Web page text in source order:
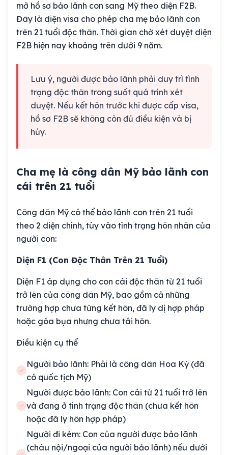
mở hồ sơ bảo lãnh con sang Mỹ theo diện F2B.
Đây là diện visa cho phép cha mẹ bảo lãnh con
trên 21 tuổi độc thân. Thời gian chờ xét duyệt diện
F2B hiện nay khoảng trên dưới 9 năm.
Lưu ý, người được bảo lãnh phải duy trì tình
trạng độc thân trong suốt quá trình xét
duyệt. Nếu kết hôn trước khi được cấp visa,
hồ sơ F2B sẽ không còn đủ điều kiện và bị
hủy.
Cha mẹ là công dân Mỹ bảo lãnh con
cái trên 21 tuổi
Công dân Mỹ có thể bảo lãnh con trên 21 tuổi
theo 2 diện chính, tùy vào tình trạng hôn nhân của
người con:
Diện F1 (Con Độc Thân Trên 21 Tuổi)
Diện F1 áp dụng cho con cái độc thân từ 21 tuổi
trở lên của công dân Mỹ, bao gồm cả những
trường hợp chưa từng kết hôn, đã ly dị hợp pháp
hoặc góa bụa nhưng chưa tái hôn.
Điều kiện cụ thể
Người bảo lãnh: Phải là công dân Hoa Kỳ (đã
có quốc tịch Mỹ)
Người được bảo lãnh: Con cái từ 21 tuổi trở lên
và đang ở tình trạng độc thân (chưa kết hôn
hoặc đã ly hôn hợp pháp)
Người đi kèm: Con của người được bảo lãnh
(cháu nội/ngoại của người bảo lãnh) nếu dưới